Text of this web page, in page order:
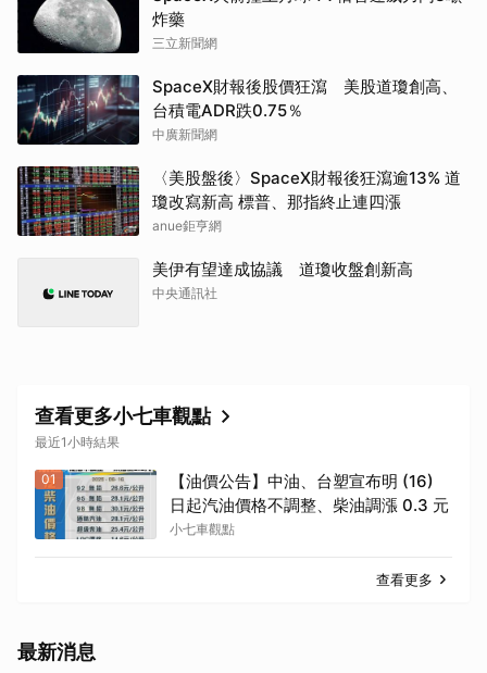
炸藥
三立新聞網
SpaceX財報後股價狂瀉 美股道瓊創高、
台積電ADR跌0.75％
中廣新聞網
〈美股盤後〉SpaceX財報後狂瀉逾13% 道
瓊改寫新高 標普、那指終止連四漲
anue鉅亨網
美伊有望達成協議 道瓊收盤創新高
中央通訊社
查看更多小七車觀點
最近1小時結果
01
【油價公告】中油、台塑宣布明 (16)
日起汽油價格不調整、柴油調漲 0.3 元
小七車觀點
查看更多
最新消息